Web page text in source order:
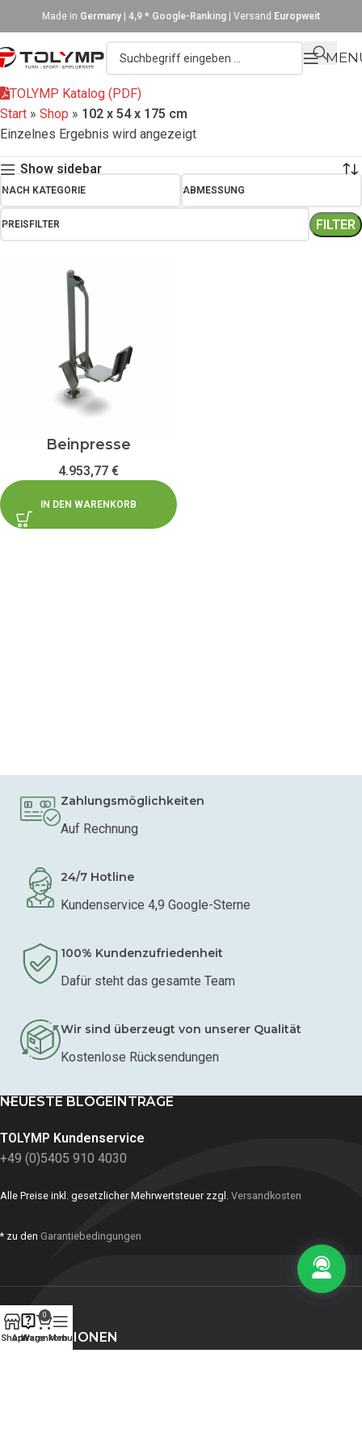
Made in Germany 4,9 * Google-Ranking | Versand Europweit
TOLYMP Katalog (PDF)
Start » Shop » 102 x 54 x 175 cm
Einzelnes Ergebnis wird angezeigt
Show sidebar
NACH KATEGORIE ABMESSUNG
PREISFILTER FILTER
Beinpresse
4.953,77 €
IN DEN WARENKORB
Zahlungsmöglichkeiten
Auf Rechnung
24/7 Hotline
Kundenservice 4,9 Google-Sterne
100% Kundenzufriedenheit
Dafür steht das gesamte Team
Wir sind überzeugt von unserer Qualität
Kostenlose Rücksendungen
NEUESTE BLOGEINTRÄGE
TOLYMP Kundenservice
+49 (0)5405 910 4030
Alle Preise inkl. gesetzlicher Mehrwertsteuer zzgl. Versandkosten
* zu den Garantiebedingungen
INFORMATIONEN
ShopAnfrage
0
Warenkorb
Menu